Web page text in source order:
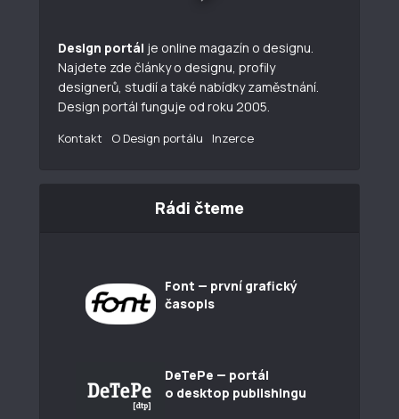
Design portál je online magazín o designu.
Najdete zde články o designu, profily
designerů, studií a také nabídky zaměstnání.
Design portál funguje od roku 2005.
Kontakt O Design portálu Inzerce
Rádi čteme
Font — první grafický
časopis
DeTePe — portál
o desktop publishingu